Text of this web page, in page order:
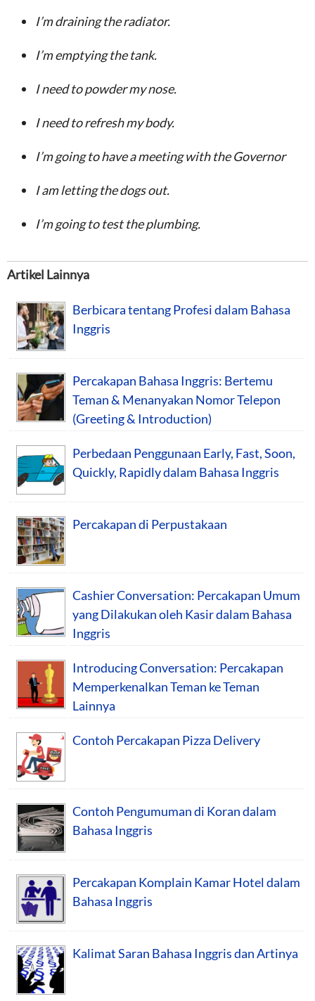
I’m draining the radiator.
I’m emptying the tank.
I need to powder my nose.
I need to refresh my body.
I’m going to have a meeting with the Governor
I am letting the dogs out.
I’m going to test the plumbing.
Artikel Lainnya
Berbicara tentang Profesi dalam Bahasa
Inggris
Percakapan Bahasa Inggris: Bertemu
Teman & Menanyakan Nomor Telepon
(Greeting & Introduction)
Perbedaan Penggunaan Early, Fast, Soon,
Quickly, Rapidly dalam Bahasa Inggris
Percakapan di Perpustakaan
Cashier Conversation: Percakapan Umum
yang Dilakukan oleh Kasir dalam Bahasa
Inggris
Introducing Conversation: Percakapan
Memperkenalkan Teman ke Teman
Lainnya
Contoh Percakapan Pizza Delivery
Contoh Pengumuman di Koran dalam
Bahasa Inggris
Percakapan Komplain Kamar Hotel dalam
Bahasa Inggris
Kalimat Saran Bahasa Inggris dan Artinya